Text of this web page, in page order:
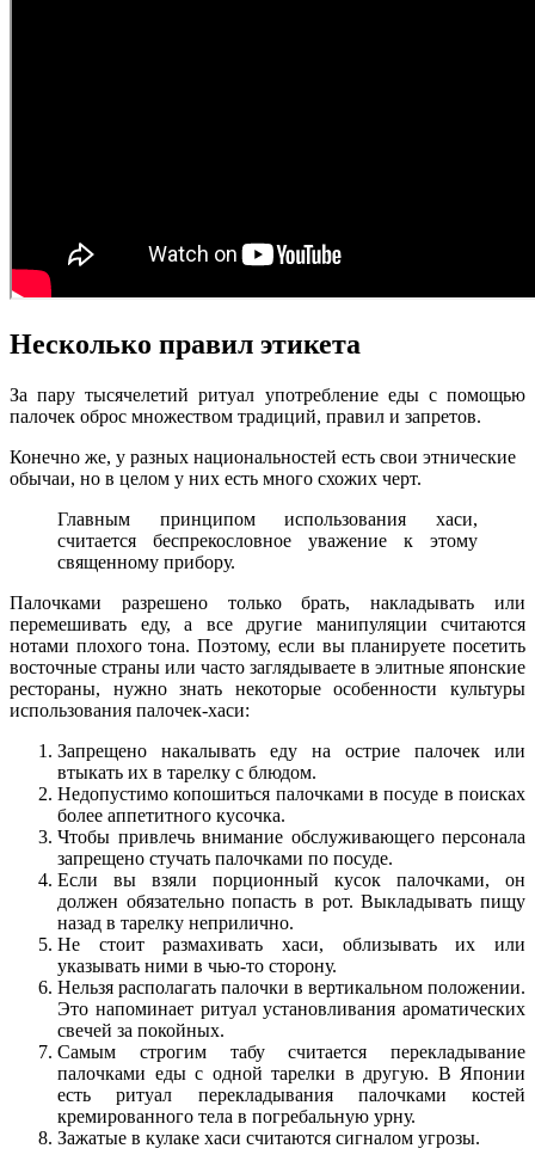
Несколько правил этикета
За пару тысячелетий ритуал употребление еды с помощью
палочек оброс множеством традиций, правил и запретов.
Конечно же, у разных национальностей есть свои этнические
обычаи, но в целом у них есть много схожих черт.
Главным принципом использования хаси,
считается беспрекословное уважение к этому
священному прибору.
Палочками разрешено только брать, накладывать или
перемешивать еду, а все другие манипуляции считаются
нотами плохого тона. Поэтому, если вы планируете посетить
восточные страны или часто заглядываете в элитные японские
рестораны, нужно знать некоторые особенности культуры
использования палочек-хаси:
Запрещено накалывать еду на острие палочек или
втыкать их в тарелку с блюдом.
Недопустимо копошиться палочками в посуде в поисках
более аппетитного кусочка.
Чтобы привлечь внимание обслуживающего персонала
запрещено стучать палочками по посуде.
Если вы взяли порционный кусок палочками, он
должен обязательно попасть в рот. Выкладывать пищу
назад в тарелку неприлично.
Не стоит размахивать хаси, облизывать их или
указывать ними в чью-то сторону.
Нельзя располагать палочки в вертикальном положении.
Это напоминает ритуал установливания ароматических
свечей за покойных.
Самым строгим табу считается перекладывание
палочками еды с одной тарелки в другую. В Японии
есть ритуал перекладывания палочками костей
кремированного тела в погребальную урну.
Зажатые в кулаке хаси считаются сигналом угрозы.